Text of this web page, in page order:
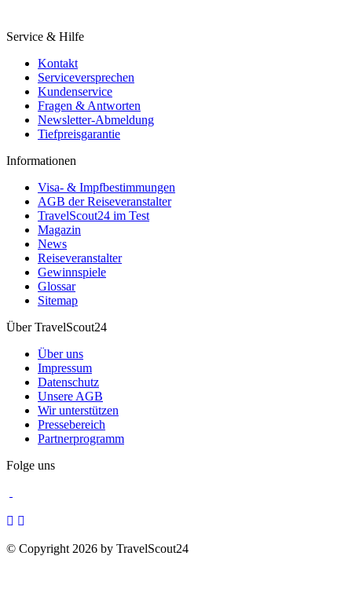
Service & Hilfe
Kontakt
Serviceversprechen
Kundenservice
Fragen & Antworten
Newsletter-Abmeldung
Tiefpreisgarantie
Informationen
Visa- & Impfbestimmungen
AGB der Reiseveranstalter
TravelScout24 im Test
Magazin
News
Reiseveranstalter
Gewinnspiele
Glossar
Sitemap
Über TravelScout24
Über uns
Impressum
Datenschutz
Unsere AGB
Wir unterstützen
Pressebereich
Partnerprogramm
Folge uns
© Copyright 2026 by TravelScout24